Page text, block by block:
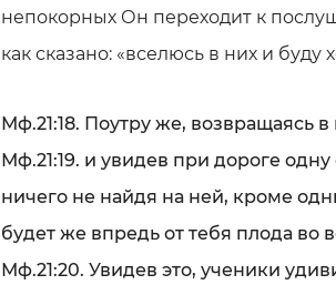
непокорных Он переходит к
как сказано: «вселюсь в них и буду
Мф.21:18. Поутру же, возвращаясь в
Мф.21:19. и увидев при дороге
ничего не найдя на ней, кроме
будет же впредь от тебя плода во
Мф.21:20. Увидев это, ученики